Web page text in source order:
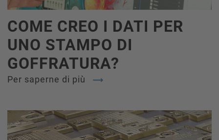
COME CREO I DATI PER
UNO STAMPO DI
GOFFRATURA?
Per saperne di più